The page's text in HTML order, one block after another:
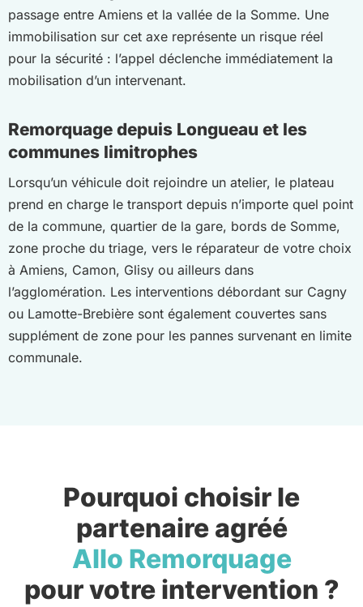
passage entre Amiens et la vallée de la Somme. Une
immobilisation sur cet axe représente un risque réel
pour la sécurité : l’appel déclenche immédiatement la
mobilisation d’un intervenant.
Remorquage depuis Longueau et les
communes limitrophes
Lorsqu’un véhicule doit rejoindre un atelier, le plateau
prend en charge le transport depuis n’importe quel point
de la commune, quartier de la gare, bords de Somme,
zone proche du triage, vers le réparateur de votre choix
à Amiens, Camon, Glisy ou ailleurs dans
l’agglomération. Les interventions débordant sur Cagny
ou Lamotte-Brebière sont également couvertes sans
supplément de zone pour les pannes survenant en limite
communale.
Pourquoi choisir le
partenaire agréé
Allo Remorquage
pour votre intervention ?